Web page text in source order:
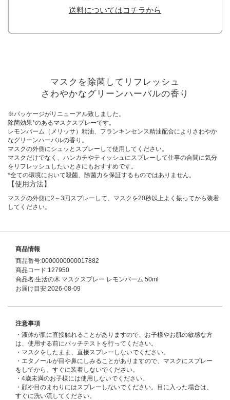
送料についてはコチラから
マスクを除菌してリフレッシュ
さわやかなグリーンハーバルの香り
※パッケージがリニューアル致しました。
除菌効果*のあるマスクスプレーです。
レモンバーム（メリッサ）精油、フランキンセンス精油配合によりさわやか
なグリーンハーバルの香り。
マスクの外側にシュッとスプレーして使用してください。
マスクだけでなく、ハンカチやティッシュにスプレーして仕事の合間に気分
をリフレッシュしたいときにもおすすめです。
*全ての環境において殺菌、除菌力を保証するものではありません。
【使用方法】
マスクの外側に2～3回スプレーして、マスクを20秒以上よく振ってから装着
してください。
商品情報
商品番号:0000000000017882
商品コード:127950
商品名:生活の木 マスクスプレー レモンバーム 50ml
お届け目安:2026-08-09
注意事項
・液体が肌に直接触れることがありますので、お子様やお肌の敏感な方
は、使用する前にパッチテストを行ってください。
・マスクをしたまま、直接スプレーしないでください。
・エタノールが目や鼻にしみることがありますので、マスクにスプレー
をしてから、すぐに装着しないでください。
・4歳未満のお子様には使用しないでください。
・顔や目のまわりにはスプレーしないでください。目に入った場合は、
すぐに洗い流してください。